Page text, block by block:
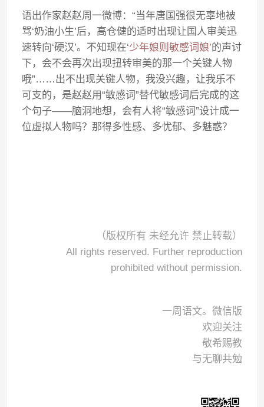
语出作家赵赵周一微博：“当年唐国强很无辜地被
骂‘奶油小生’后，高仓健的适时出现让国人审美迅
速转向‘硬汉’。不知现在‘少年娘则敏感词娘’的声讨
下，会不会再次出现扭转审美的那一个关键人物
哦”……出不出现关键人物，我没兴趣，让我乐不
可支的，是赵赵用“敏感词”替代敏感词后完成的这
个句子——脑洞地想，会有人将“敏感词”设计成一
位虚拟人物吗？那得多性感、多忧郁、多魅惑？
（版权所有 未经允许 禁止转载）
All rights reserved. Further reproduction
prohibited without permission.
一周语文。微信版
欢迎关注
敬希赐教
与无聊共勉